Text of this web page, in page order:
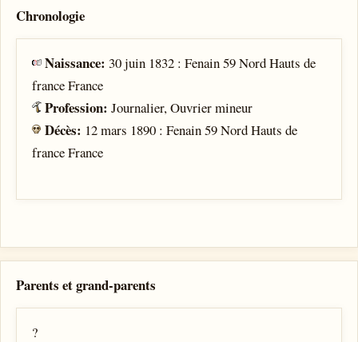
Chronologie
Naissance:30 juin 1832 : Fenain 59 Nord Hauts de
france France
Profession:Journalier, Ouvrier mineur
Décès: 12 mars 1890 : Fenain 59 Nord Hauts de
france France
Parents et grand-parents
?